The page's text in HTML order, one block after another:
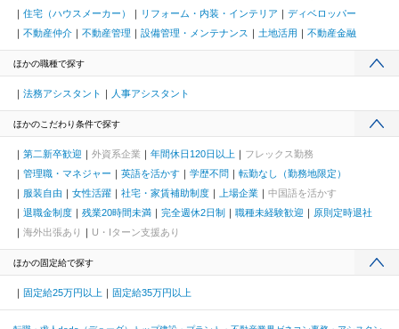
住宅（ハウスメーカー）
リフォーム・内装・インテリア
ディベロッパー
不動産仲介
不動産管理 設備管理・メンテナンス 土地活用 不動産金融
ほかの職種で探す
法務アシスタント 人事アシスタント
ほかのこだわり条件で探す
第二新卒歓迎 外資系企業 年間休日120日以上
フレックス勤務
管理職・マネジャー
英語を活かす 学歴不問
転勤なし（勤務地限定）
服装自由
女性活躍 社宅・家賃補助制度 上場企業
中国語を活かす
退職金制度
残業20時間未満 完全週休2日制 職種未経験歓迎
原則定時退社
海外出張あり
U・Iターン支援あり
ほかの固定給で探す
固定給25万円以上 固定給35万円以上